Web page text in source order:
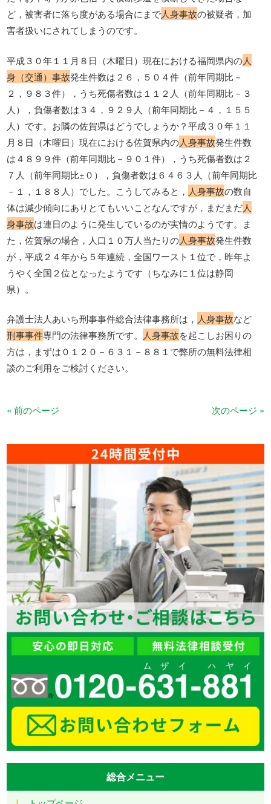
ど，被害者に落ち度がある場合にまで人身事故の被疑者，加
害者扱いにされてしまうのです。
平成３０年１１月８日（木曜日）現在における福岡県内の人
身（交通）事故発生件数は２６，５０４件（前年同期比－
２，９８３件），うち死傷者数は１１２人（前年同期比－３
人），負傷者数は３４，９２９人（前年同期比－４，１５５
人）です。お隣の佐賀県はどうでしょうか？平成３０年１１
月８日（木曜日）現在における佐賀県内の人身事故発生件数
は４８９９件（前年同期比－９０１件），うち死傷者数は２
７人（前年同期比±０），負傷者数は６４６３人（前年同期比
－１，１８８人）でした。こうしてみると， 人身事故の数自
体は減少傾向にありとてもいいことなんですが，まだまだ人
身事故は連日のように発生しているのが実情のようです。ま
た，佐賀県の場合，人口１０万人当たりの人身事故発生件数
が，平成２４年から５年連続，全国ワースト１位で，昨年よ
うやく全国２位となったようです（ちなみに１位は静岡
県）。
弁護士法人あいち刑事事件総合法律事務所は， 人身事故など
刑事事件専門の法律事務所です。 人身事故を起こしお困りの
方は，まずは０１２０－６３１－８８１で弊所の無料法律相
談のご利用をご検討ください。
« 前のページ 次のページ »
総合メニュー